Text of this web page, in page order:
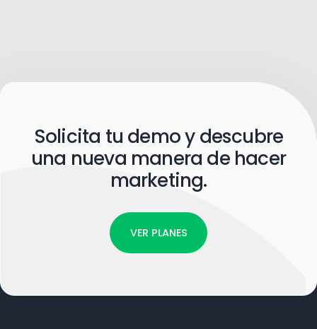
Solicita tu demo y descubre
una nueva manera de hacer
marketing.
VER PLANES